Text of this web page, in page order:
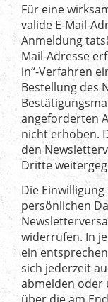
Für eine
valide E-Mail-
Anmeldung
Mail-Adresse
in“-Verfahren
Bestellung des
angeforderten
nicht erhoben.
den
Dritte
Die
persönlichen
widerrufen. In
ein
sich jederzeit
abmelden oder